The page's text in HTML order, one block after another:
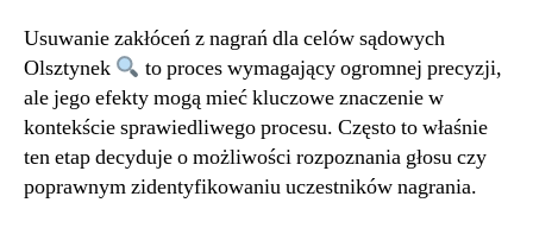
Usuwanie zakłóceń z nagrań dla celów sądowych
Olsztynek
to proces wymagający ogromnej precyzji,
ale jego efekty mogą mieć kluczowe znaczenie w
kontekście sprawiedliwego procesu. Często to właśnie
ten etap decyduje o możliwości rozpoznania głosu czy
poprawnym zidentyfikowaniu uczestników nagrania.